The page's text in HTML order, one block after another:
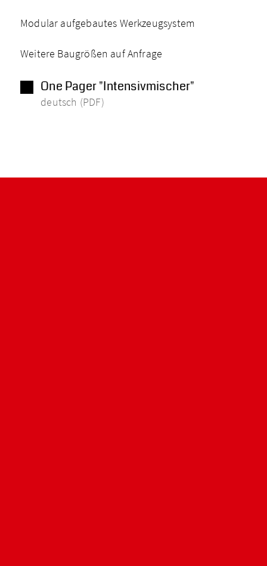
Modular aufgebautes Werkzeugsystem
Weitere Baugrößen auf Anfrage
One Pager "Intensivmischer"
deutsch (PDF)